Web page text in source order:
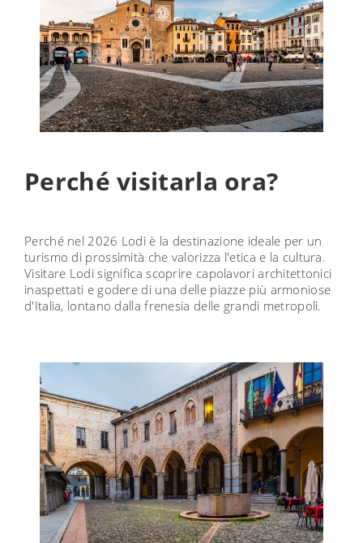
Perché visitarla ora?
Perché nel 2026 Lodi è la destinazione ideale per un
turismo di prossimità che valorizza l'etica e la cultura.
Visitare Lodi significa scoprire capolavori architettonici
inaspettati e godere di una delle piazze più armoniose
d'Italia, lontano dalla frenesia delle grandi metropoli.